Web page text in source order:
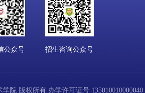
公众号 招生咨询公众号
院 版权所有 办学许可证号 135010010000040